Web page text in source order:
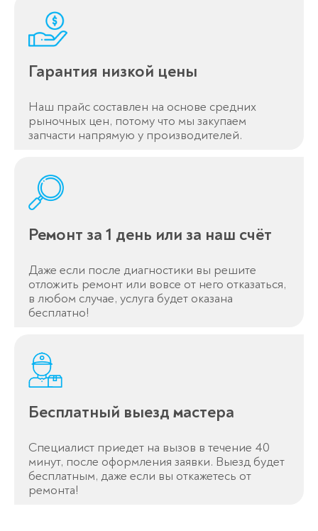
Гарантия низкой цены
Наш прайс составлен на основе средних
рыночных цен, потому что мы закупаем
запчасти напрямую у производителей.
Ремонт за 1 день или за наш счёт
Даже если после диагностики вы решите
отложить ремонт или вовсе от него отказаться,
в любом случае, услуга будет оказана
бесплатно!
Бесплатный выезд мастера
Специалист приедет на вызов в течение 40
минут, после оформления заявки. Выезд будет
бесплатным, даже если вы откажетесь от
ремонта!